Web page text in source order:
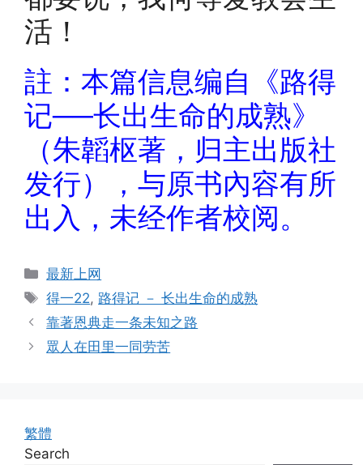
活！
註：本篇信息编自《路得
记──长出生命的成熟》
（朱韜枢著，归主出版社
发行），与原书內容有所
出入，未经作者校阅。
Categories
最新上网
Tags
得一22, 路得记 － 长出生命的成熟
靠著恩典走一条未知之路
眾人在田里一同劳苦
繁體
Search